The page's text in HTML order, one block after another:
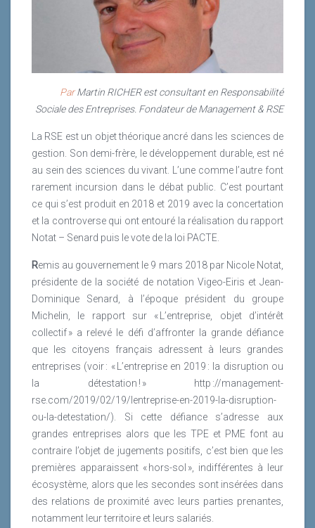
se multiplient pour améliorer la cohésion des équipes
et entretenir une bonne ambiance de travail.
avec les travaux d’Edith Penrose sur les ressources
tangibles et intangibles.
Dans les années 1990, Henri Tezenas du Montcel
expliquait que les actifs immatériels étaient
insuffisamment intégrés dans toutes les formes
d’évaluation des entreprises, précisant si justement
pas ».
En 2010, le groupe de travail Thésaurus-Bercy a été
constitué à la demande de Christine Lagarde, ministre
de l’Économie et des Finances, par Alan Fustec.
Ses conclusions se présentent sous la forme de deux
rapports : Thésaurus V1, publié le 7 octobre 2011, et
Thésaurus V2, publié le 13 octobre 2015.
Le Thésaurus-Bercy V1 identifie les actifs suivants :
Capital Client
Capital Humain
Capital Organisationnel
Capital des Systèmes d’Information
Capital de Savoir
Capital de Marque
Capital Partenaire
Capital Actionnaire
Capital Sociétal
Capital Naturel.
ParMartin RICHER est consultant en Responsabilité
Sociale des Entreprises. Fondateur de Management & RSE
La RSE est un objet théorique ancré dans les sciences de
gestion. Son demi-frère, le développement durable, est né
au sein des sciences du vivant. L’une comme l’autre font
rarement incursion dans le débat public. C’est pourtant
ce qui s’est produit en 2018 et 2019 avec la concertation
et la controverse qui ont entouré la réalisation du rapport
Notat – Senard puis le vote de la loi PACTE.
Remis au gouvernement le 9 mars 2018 par Nicole Notat,
présidente de la société de notation Vigeo-Eiris et Jean-
Dominique Senard, à l’époque président du groupe
Michelin, le rapport sur « L’entreprise, objet d’intérêt
collectif » a relevé le défi d’affronter la grande défiance
que les citoyens français adressent à leurs grandes
entreprises (voir : « L’entreprise en 2019 : la disruption ou
la détestation ! » http ://management-
rse.com/2019/02/19/lentreprise-en-2019-la-disruption-
ou-la-detestation/). Si cette défiance s’adresse aux
grandes entreprises alors que les TPE et PME font au
contraire l’objet de jugements positifs, c’est bien que les
premières apparaissent « hors-sol », indifférentes à leur
écosystème, alors que les secondes sont insérées dans
des relations de proximité avec leurs parties prenantes,
notamment leur territoire et leurs salariés.